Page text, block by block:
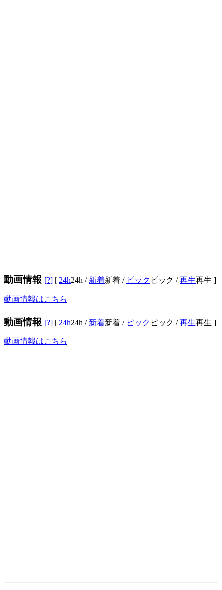
動画情報 [?] [ 24h24h / 新着新着 / ピック ピック /再生再生 ]
動画情報はこちら
動画情報 [?] [ 24h24h / 新着新着 / ピック ピック /再生再生 ]
動画情報はこちら